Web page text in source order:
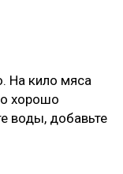
На кило мяса
хорошо
воды, добавьте